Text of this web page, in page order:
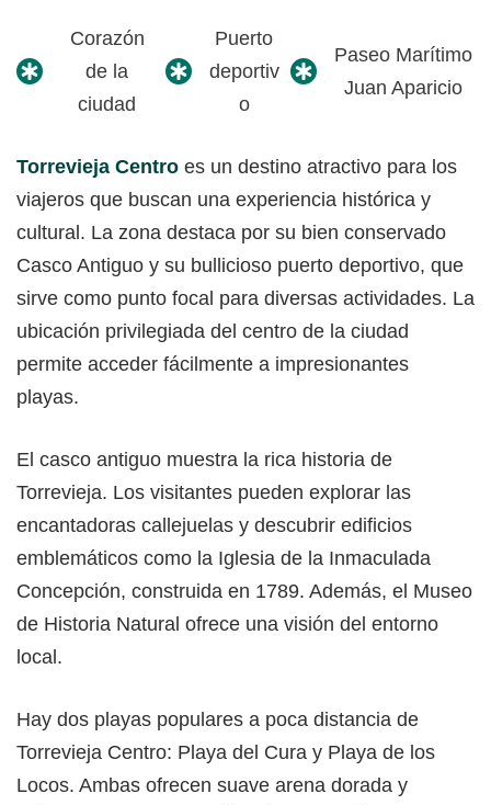
Corazón
de la
ciudad
Puerto
deportiv
o
Paseo Marítimo
Juan Aparicio
Torrevieja Centro es un destino atractivo para los
viajeros que buscan una experiencia histórica y
cultural. La zona destaca por su bien conservado
Casco Antiguo y su bullicioso puerto deportivo, que
sirve como punto focal para diversas actividades. La
ubicación privilegiada del centro de la ciudad
permite acceder fácilmente a impresionantes
playas.
El casco antiguo muestra la rica historia de
Torrevieja. Los visitantes pueden explorar las
encantadoras callejuelas y descubrir edificios
emblemáticos como la Iglesia de la Inmaculada
Concepción, construida en 1789. Además, el Museo
de Historia Natural ofrece una visión del entorno
local.
Hay dos playas populares a poca distancia de
Torrevieja Centro: Playa del Cura y Playa de los
Locos. Ambas ofrecen suave arena dorada y